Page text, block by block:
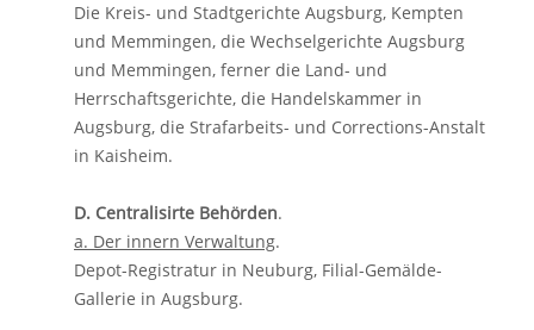
Die Kreis- und Stadtgerichte Augsburg, Kempten
und Memmingen, die Wechselgerichte Augsburg
und Memmingen, ferner die Land- und
Herrschaftsgerichte, die Handelskammer in
Augsburg, die Strafarbeits- und Corrections-Anstalt
in Kaisheim.
D. Centralisirte Behörden.
a. Der innern Verwaltung.
Depot-Registratur in Neuburg, Filial-Gemälde-
Gallerie in Augsburg.